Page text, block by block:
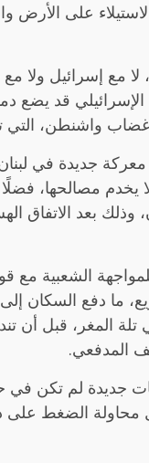
على
مع إسرائيل
الإسرائيلي قد
واشنطن،
جديدة في
مصالحها،
وذلك بعد
الشعبية مع
ما دفع السكان
المغر، قبل أن
المدفعي.
جديدة لم تكن
الضغط على